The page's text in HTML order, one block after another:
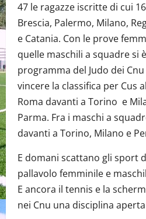
47 le ragazze iscritte di cui
Brescia, Palermo, Milano,
e Catania. Con le prove
quelle maschili a squadre si
programma del Judo dei
vincere la classifica per Cus
Roma davanti a Torino e
Parma. Fra i maschi a
davanti a Torino, Milano e
E domani scattano gli sport
pallavolo femminile e
E ancora il tennis e la
nei Cnu una disciplina